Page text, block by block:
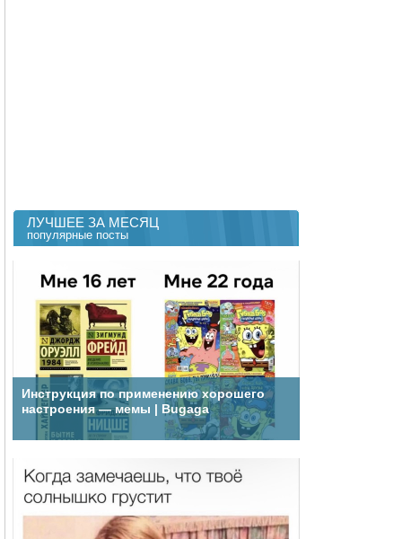
ЛУЧШЕЕ ЗА МЕСЯЦ
популярные посты
Инструкция по применению хорошего
настроения — мемы | Bugaga